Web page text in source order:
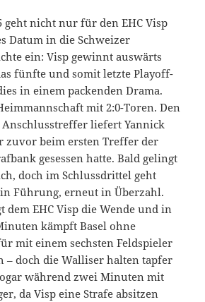
geht nicht nur für den EHC Visp
Datum in die Schweizer
ein: Visp gewinnt auswärts
fünfte und somit letzte Playoff-
in einem packenden Drama.
mit 2:0-Toren. Den
liefert Yannick
zuvor beim ersten Treffer der
gesessen hatte. Bald gelingt
doch im Schlussdrittel geht
Führung, erneut in Überzahl.
dem EHC Visp die Wende und in
kämpft Basel ohne
mit einem sechsten Feldspieler
– doch die Walliser halten tapfer
während zwei Minuten mit
da Visp eine Strafe absitzen